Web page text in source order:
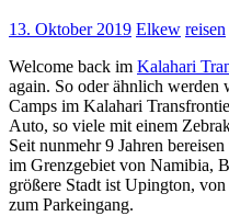
13. Oktober 2019 Elkew reisen
Welcome back im Kalahari
again. So oder ähnlich werden
Camps im Kalahari
Auto, so viele mit einem
Seit nunmehr 9 Jahren
im Grenzgebiet von Namibia,
größere Stadt ist Upington,
zum Parkeingang.